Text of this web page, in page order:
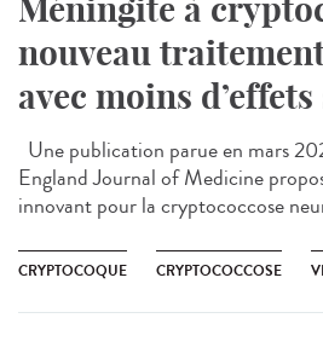
Méningite à
nouveau
avec moins
Une publication parue en mars
England Journal of Medicine
innovant pour la cryptococcose
CRYPTOCOQUE CRYPTOCOCCOSE